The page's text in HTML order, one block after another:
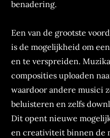
benadering.
Een van de grootste
is de mogelijkheid om
en te verspreiden.
composities uploaden
waardoor andere musici
beluisteren en zelfs
Dit opent nieuwe
en creativiteit binnen de